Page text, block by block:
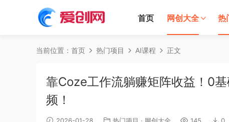
首页 网创大全 热
当前位置： 首页 热门项目 AI课程 正文
靠Coze工作流躺赚矩阵收益！0
频！